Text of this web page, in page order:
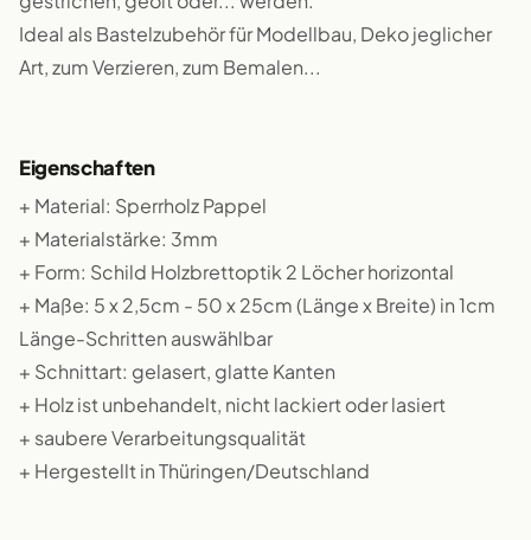
Ideal als Bastelzubehör für Modellbau, Deko jeglicher
Art, zum Verzieren, zum Bemalen...
Eigenschaften
+ Material: Sperrholz Pappel
+ Materialstärke: 3mm
+ Form: Schild Holzbrettoptik 2 Löcher horizontal
+ Maße: 5 x 2,5cm - 50 x 25cm (Länge x Breite) in 1cm
Länge-Schritten auswählbar
+ Schnittart: gelasert, glatte Kanten
+ Holz ist unbehandelt, nicht lackiert oder lasiert
+ saubere Verarbeitungsqualität
+ Hergestellt in Thüringen/Deutschland